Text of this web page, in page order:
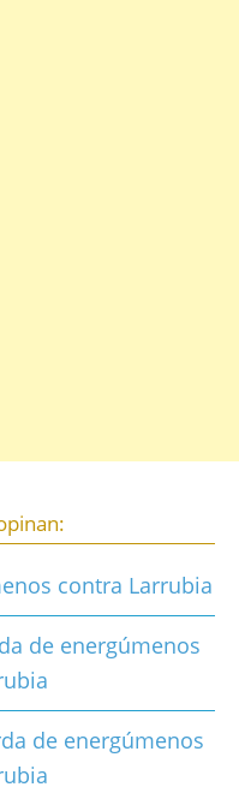
contra Larrubia
de energúmenos
de energúmenos